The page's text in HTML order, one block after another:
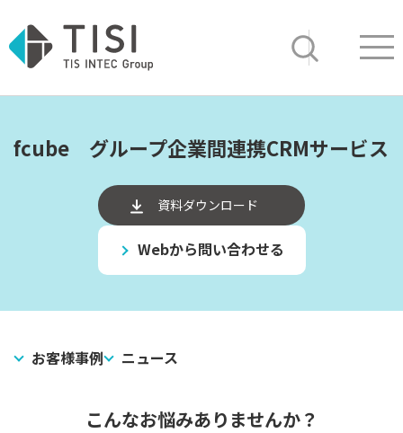
サイト内検索
fcube グループ企業間連携CRMサービス
資料ダウンロード
Webから問い合わせる
お客様事例 ニュース
こんなお悩みありませんか？